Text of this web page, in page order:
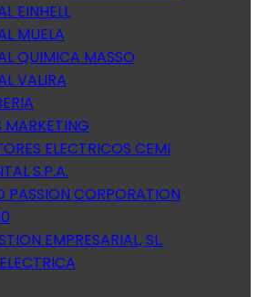
EINHELL
MUELA
QUIMICA MASSO
VALIRA
ELECTRICOS CEMI
S.P.A.
PASSION CORPORATION
EMPRESARIAL, SL.